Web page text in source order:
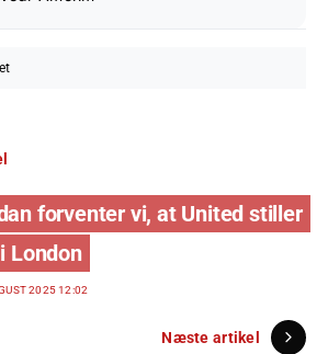
forventer vi, at United stiller
London
2025 12:02
Næste artikel